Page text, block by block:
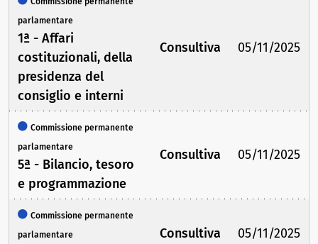
parlamentare
1ª - Affari
costituzionali, della
presidenza del
consiglio e interni
Consultiva 05/11/2025
Commissione permanente
parlamentare
5ª - Bilancio, tesoro
e programmazione
Consultiva 05/11/2025
Commissione permanente
parlamentare
Consultiva 05/11/2025